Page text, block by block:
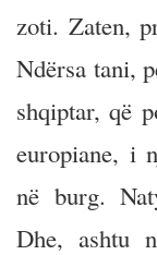
zoti. Zaten,
Ndërsa tani,
shqiptar, që
europiane, i
në burg.
Dhe, ashtu